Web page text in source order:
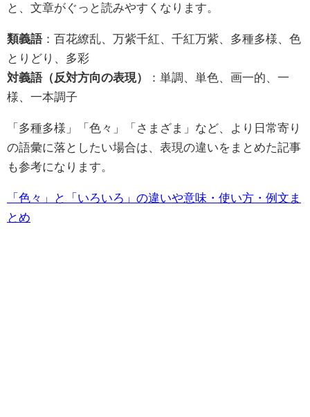
と、文章がぐっと読みやすくなります。
類義語：百花繚乱、万紫千紅、千紅万紫、多種多様、色
とりどり、多彩
対義語（反対方向の表現）
：単調、単色、画一的、一
様、一本調子
「多種多様」「色々」「さまざま」など、より日常寄り
の語彙に落としたい場合は、表現の違いをまとめた記事
も参考になります。
「色々」と「いろいろ」の違いや意味・使い方・例文ま
とめ